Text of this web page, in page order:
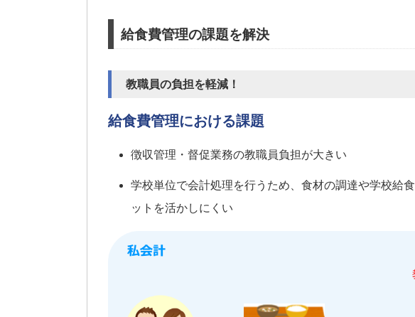
給食費管理の課題を解決
教職員の負担を軽減！
給食費管理における課題
徴収管理・督促業務の教職員負担が大きい
学校単位で会計処理を行うため、食材の調達や学校給
ットを活かしにくい